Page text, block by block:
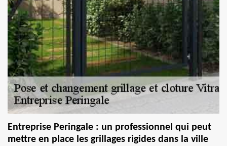
Entreprise Peringale : un professionnel qui peut
mettre en place les grillages rigides dans la ville